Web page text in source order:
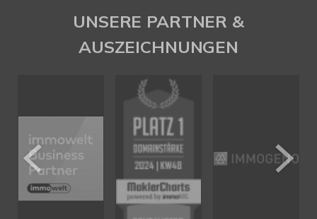
UNSERE PARTNER &
AUSZEICHNUNGEN